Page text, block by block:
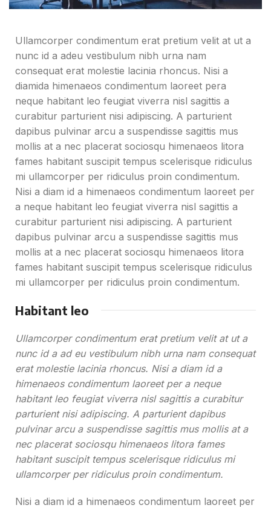
Ullamcorper condimentum erat pretium velit at ut a
nunc id a adeu vestibulum nibh urna nam
consequat erat molestie lacinia rhoncus. Nisi a
diamida himenaeos condimentum laoreet pera
neque habitant leo feugiat viverra nisl sagittis a
curabitur parturient nisi adipiscing. A parturient
dapibus pulvinar arcu a suspendisse sagittis mus
mollis at a nec placerat sociosqu himenaeos litora
fames habitant suscipit tempus scelerisque ridiculus
mi ullamcorper per ridiculus proin condimentum.
Nisi a diam id a himenaeos condimentum laoreet per
a neque habitant leo feugiat viverra nisl sagittis a
curabitur parturient nisi adipiscing. A parturient
dapibus pulvinar arcu a suspendisse sagittis mus
mollis at a nec placerat sociosqu himenaeos litora
fames habitant suscipit tempus scelerisque ridiculus
mi ullamcorper per ridiculus proin condimentum.
Habitant leo
Ullamcorper condimentum erat pretium velit at ut a
nunc id a ad eu vestibulum nibh urna nam consequat
erat molestie lacinia rhoncus. Nisi a diam id a
himenaeos condimentum laoreet per a neque
habitant leo feugiat viverra nisl sagittis a curabitur
parturient nisi adipiscing. A parturient dapibus
pulvinar arcu a suspendisse sagittis mus mollis at a
nec placerat sociosqu himenaeos litora fames
habitant suscipit tempus scelerisque ridiculus mi
ullamcorper per ridiculus proin condimentum.
Nisi a diam id a himenaeos condimentum laoreet per